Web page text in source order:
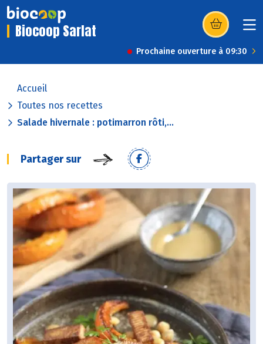
Biocoop Sarlat (s’ouvre dans
Prochaine ouverture à 09:30
Accueil
Toutes nos recettes
Salade hivernale : potimarron rôti,...
Partager sur